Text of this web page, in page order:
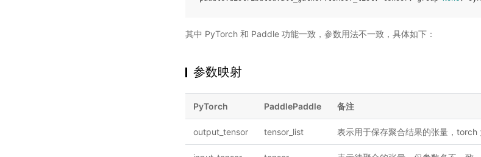
其中 PyTorch 和 Paddle 功能一致，参数用法不一致，具体如下：
参数映射
PyTorch PaddlePaddle 备注
output_tensor tensor_list 表示用于保存聚合结果的张量，torch